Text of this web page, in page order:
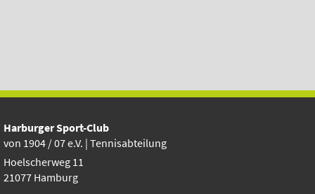
Harburger Sport-Club
von 1904 / 07 e.V. | Tennisabteilung
Hoelscherweg 11
21077 Hamburg